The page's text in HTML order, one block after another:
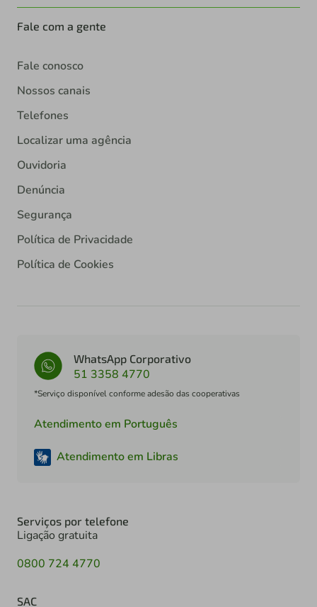
Fale com a gente
Fale conosco
Nossos canais
Telefones
Localizar uma agência
Ouvidoria
Denúncia
Segurança
Política de Privacidade
Política de Cookies
WhatsApp Corporativo
51 3358 4770
*Serviço disponível conforme adesão das cooperativas
Atendimento em Português
Atendimento em Libras
Serviços por telefone
Ligação gratuita
0800 724 4770
SAC